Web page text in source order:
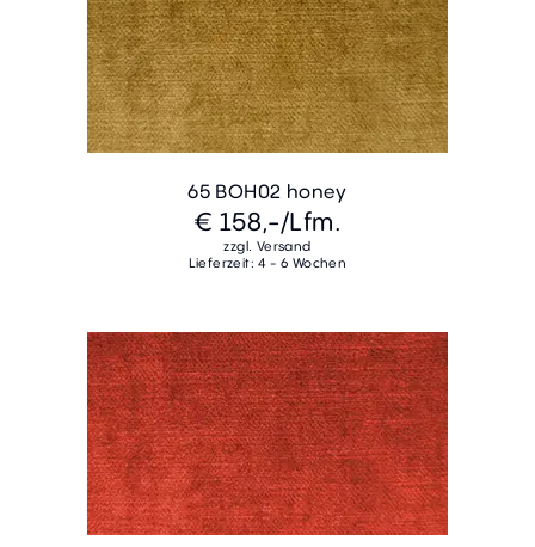
65 BOH02 honey
€ 158,-/Lfm.
zzgl. Versand
Lieferzeit: 4 - 6 Wochen